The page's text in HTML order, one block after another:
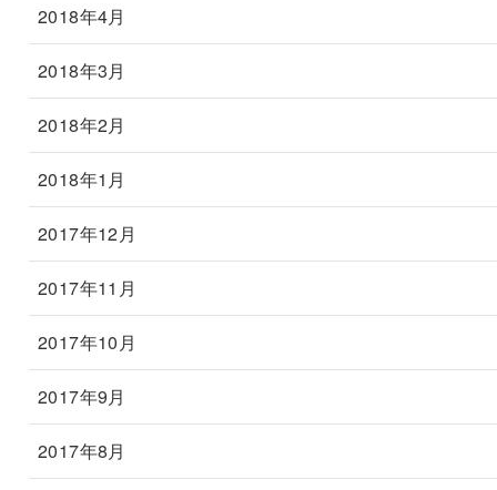
2018年4月
2018年3月
2018年2月
2018年1月
2017年12月
2017年11月
2017年10月
2017年9月
2017年8月